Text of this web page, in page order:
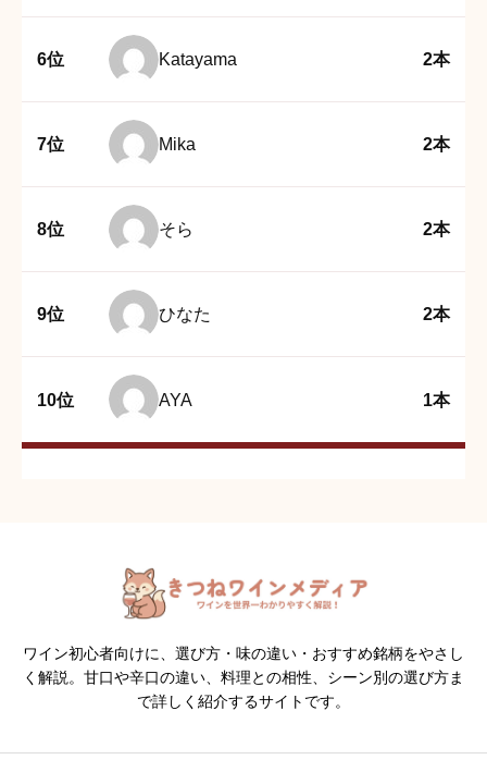
6位 Katayama 2本
7位 Mika 2本
8位 そら 2本
9位 ひなた 2本
10位 AYA 1本
ワイン初心者向けに、選び方・味の違い・おすすめ銘柄をやさし
く解説。甘口や辛口の違い、料理との相性、シーン別の選び方ま
で詳しく紹介するサイトです。